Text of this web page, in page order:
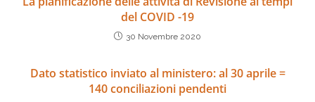
del COVID -19
30 Novembre 2020
Dato statistico inviato al ministero: al 30 aprile =
140 conciliazioni pendenti